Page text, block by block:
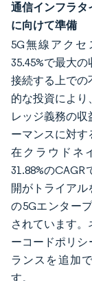
通信インフラタ
に向けて準備
5G無線アクセ
35.45%で最大
接続する上での
的な投資によ
レッジ義務の
ーマンスに対
在クラウドネ
31.88%の
開がトライア
の5Gエンター
されています
ーコードポリ
ランスを追加
す。